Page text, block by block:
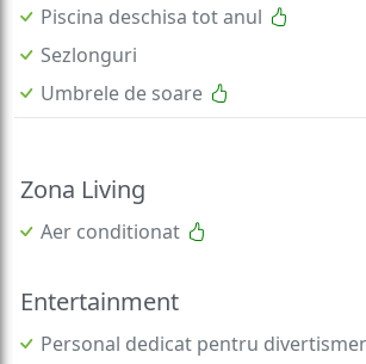
Sezlonguri
Umbrele de soare
Aer conditionat
Personal dedicat pentru divertisment
Divertisment de dupa-amiaza